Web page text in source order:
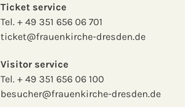
Ticket service
Tel.+ 49 351 656 06 701
ticket@frauenkirche-dresden.de
Visitor service
Tel.+ 49 351 656 06 100
besucher@frauenkirche-dresden.de